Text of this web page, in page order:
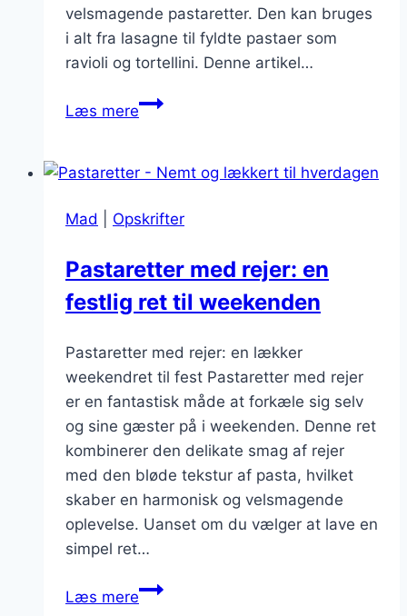
velsmagende pastaretter. Den kan bruges
i alt fra lasagne til fyldte pastaer som
ravioli og tortellini. Denne artikel…
Læs merePastaretter
Blød
cremet
Mad Opskrifter
Pastaretter med rejer: en
festlig ret til weekenden
Pastaretter med rejer: en lækker
weekendret til fest Pastaretter med rejer
er en fantastisk måde at forkæle sig selv
og sine gæster på i weekenden. Denne ret
kombinerer den delikate smag af rejer
med den bløde tekstur af pasta, hvilket
skaber en harmonisk og velsmagende
oplevelse. Uanset om du vælger at lave en
simpel ret…
Læs merePastaretter